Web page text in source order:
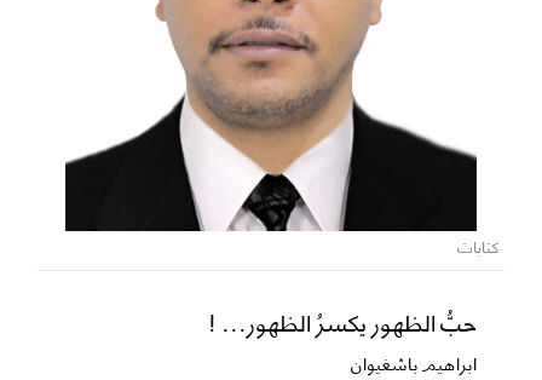
كتابات
حبُّ الظهور يكسرُ الظهور... !
ابراهيم باشغيوان